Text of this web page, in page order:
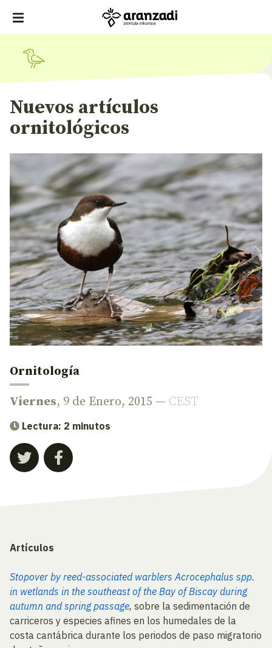
Nuevos artículos
ornitológicos
Ornitología
Viernes, 9 de Enero, 2015 — CEST
Lectura: 2 minutos
Artículos
Stopover by reed-associated warblers Acrocephalus spp.
in wetlands in the southeast of the Bay of Biscay during
autumn and spring passage, sobre la sedimentación de
carriceros y especies afines en los humedales de la
costa cantábrica durante los periodos de paso migratorio